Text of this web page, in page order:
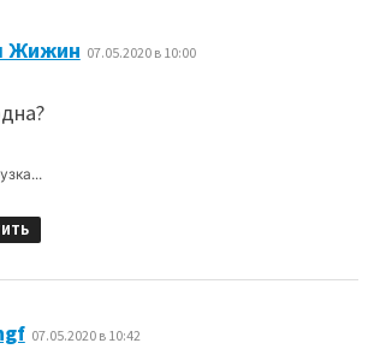
Жижин 07.05.2020 в 10:00
: 07.05.2020 в 10:42